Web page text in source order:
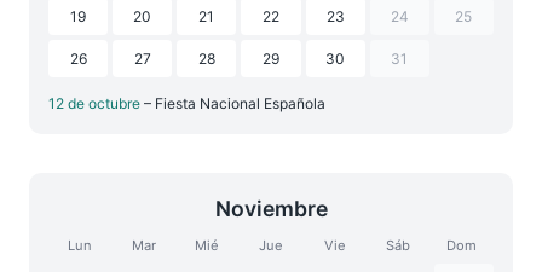
19 20 21 22 23 24 25
26 27 28 29 30 31
12 de octubre – Fiesta Nacional Española
Noviembre
Lun Mar Mié Jue Vie Sáb Dom